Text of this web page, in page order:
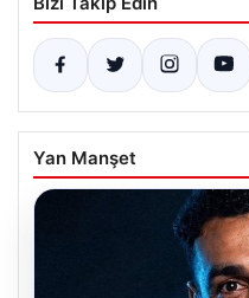
Yan Manşet